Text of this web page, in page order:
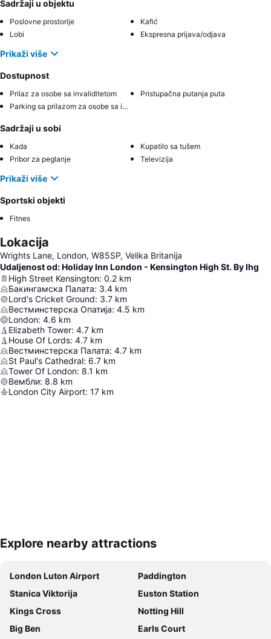
Sadržaji u objektu
Poslovne prostorije
Kafić
Lobi
Ekspresna prijava/odjava
Prikaži više
Dostupnost
Prilaz za osobe sa invaliditetom
Pristupačna putanja puta
Parking sa prilazom za osobe sa invaliditetom
Sadržaji u sobi
Kada
Kupatilo sa tušem
Pribor za peglanje
Televizija
Prikaži više
Sportski objekti
Fitnes
Lokacija
Wrights Lane, London, W85SP, Velika Britanija
Udaljenost od: Holiday Inn London - Kensington High St. By Ihg
High Street Kensington: 0.2 km
Бакингамска Палата: 3.4 km
Lord's Cricket Ground: 3.7 km
Вестминстерска Опатија: 4.5 km
London: 4.6 km
Elizabeth Tower: 4.7 km
House Of Lords: 4.7 km
Вестминстерска Палата: 4.7 km
St Paul's Cathedral: 6.7 km
Tower Of London: 8.1 km
Вембли: 8.8 km
London City Airport: 17 km
Explore nearby attractions
London Luton Airport
Paddington
Stanica Viktorija
Euston Station
Kings Cross
Notting Hill
Big Ben
Earls Court